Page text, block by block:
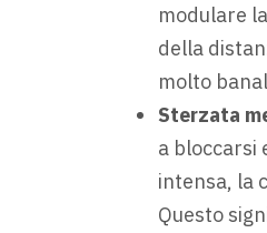
modulare
della
molto
Sterzata
a bloccarsi
intensa, la
Questo